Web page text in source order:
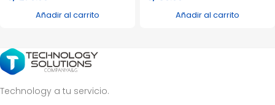
Añadir al carrito Añadir al carrito
Technology a tu servicio.